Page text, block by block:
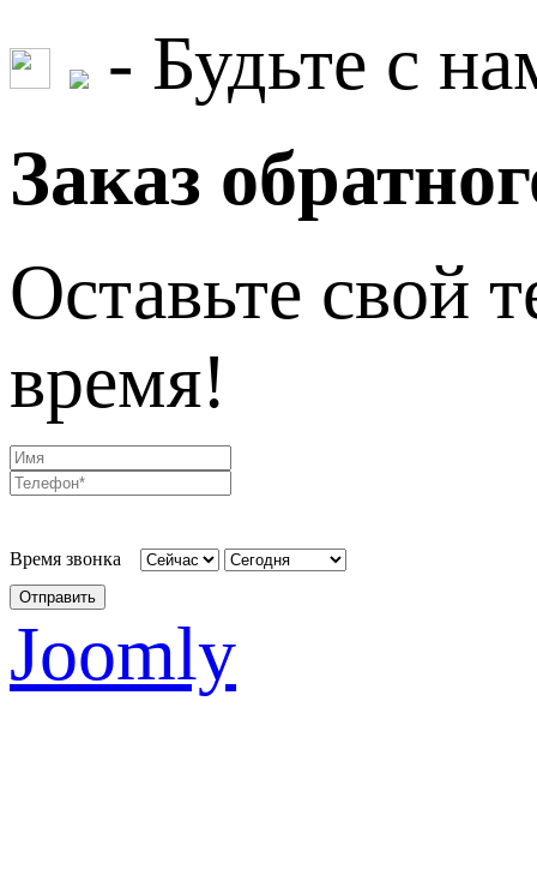
- Будьте с
Заказ
Оставьте свой
время!
Время звонка
Отправить
Joomly